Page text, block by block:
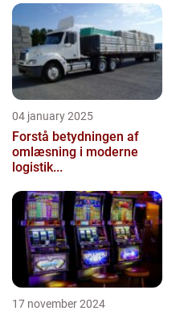
04 january 2025
Forstå betydningen af
omlæsning i moderne
logistik...
17 november 2024